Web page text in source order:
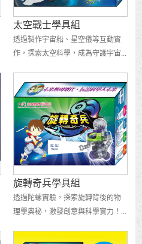
太空戰士學具組
透過製作宇宙船、星空儀等互動實
作，探索太空科學，成為守護宇宙...
旋轉奇兵學具組
透過陀螺實驗，探索旋轉背後的物
理學奧秘，激發創意與科學實力！...